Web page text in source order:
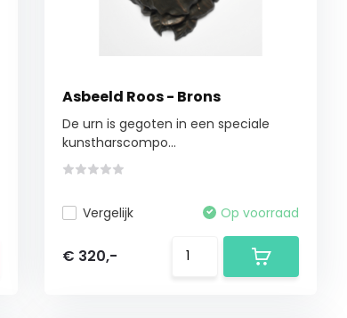
Asbeeld Roos - Brons
De urn is gegoten in een speciale
kunstharscompo...
Vergelijk Op voorraad
€ 320,-